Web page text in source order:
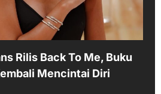
Rilis Back To Me, Buku
Mencintai Diri